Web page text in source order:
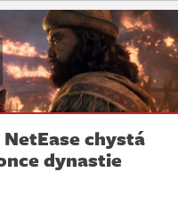
chystá
dynastie